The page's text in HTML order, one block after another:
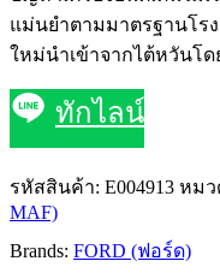
แม่นยำตามมาตรฐานโร
ใหม่นำเข้าจากไต้หวันโ
ทักไลน์
รหัสสินค้า: E004913 หมว
MAF)
Brands: FORD (ฟอร์ด)